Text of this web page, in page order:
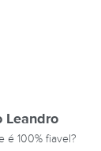
Leandro
é 100% fiavel?